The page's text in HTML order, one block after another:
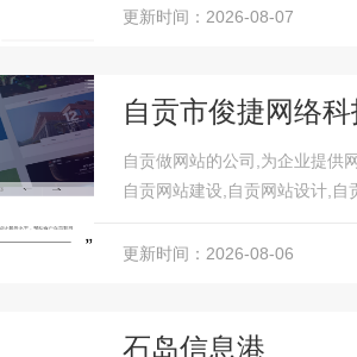
更新时间：2026-08-07
自贡市俊捷网络
自贡做网站的公司,为企业提供
自贡网站建设,自贡网站设计,
更新时间：2026-08-06
石岛信息港